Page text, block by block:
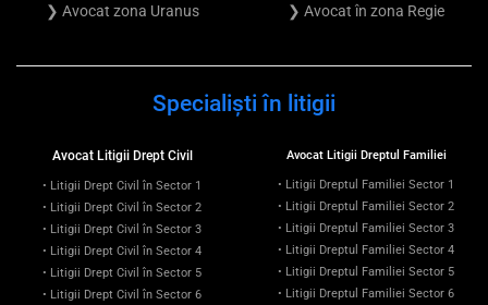
❯ Avocat zona Uranus
❯ Avocat în zona Regie
Specialiști în litigii
Avocat Litigii Drept Civil
• Litigii Drept Civil în Sector 1
• Litigii Drept Civil în Sector 2
• Litigii Drept Civil în Sector 3
• Litigii Drept Civil în Sector 4
• Litigii Drept Civil în Sector 5
• Litigii Drept Civil în Sector 6
Avocat Litigii Dreptul Familiei
• Litigii Dreptul Familiei Sector 1
• Litigii Dreptul Familiei Sector 2
• Litigii Dreptul Familiei Sector 3
• Litigii Dreptul Familiei Sector 4
• Litigii Dreptul Familiei Sector 5
• Litigii Dreptul Familiei Sector 6